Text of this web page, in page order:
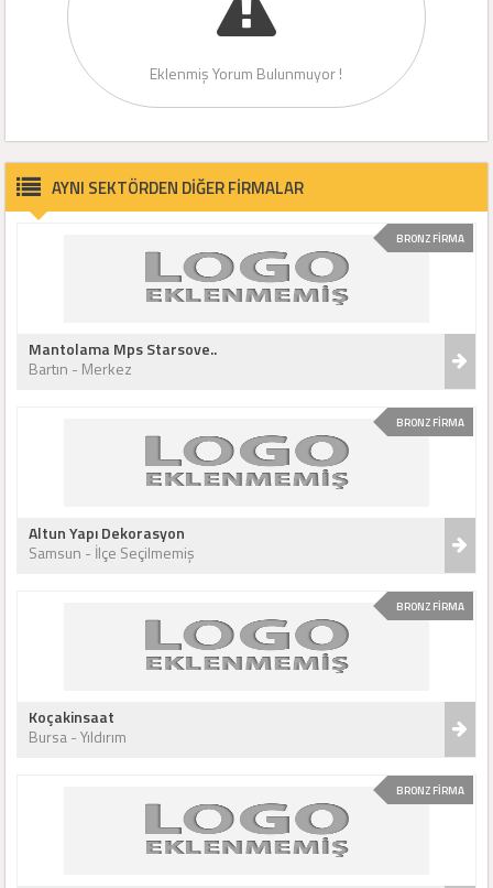
Eklenmiş Yorum Bulunmuyor !
AYNI SEKTÖRDEN DİĞER FİRMALAR
BRONZ FİRMA
Mantolama Mps Starsove..
Bartın - Merkez
BRONZ FİRMA
Altun Yapı Dekorasyon
Samsun - İlçe Seçilmemiş
BRONZ FİRMA
Koçakinsaat
Bursa - Yıldırım
BRONZ FİRMA